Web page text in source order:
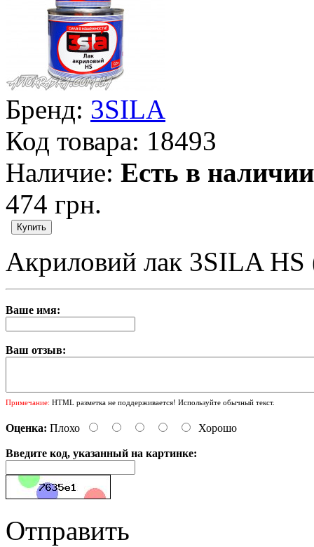
Бренд: 3SILA
Код товара: 18493
Наличие: Есть в наличии
474 грн.
Акриловий лак 3SILA HS
Ваше имя:
Ваш отзыв:
Примечание: HTML разметка не поддерживается! Используйте обычный текст.
Оценка: Плохо Хорошо
Введите код, указанный на картинке:
Отправить